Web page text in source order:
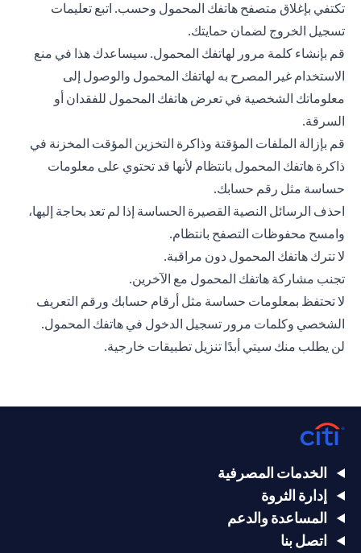
تكتفي بإغلاق متصفح هاتفك المحمول وحسب. اتبع تعليمات
تسجيل الخروج لضمان حمايتك.
قم بإنشاء كلمة مرور لهاتفك المحمول. سيساعدك هذا في منع
الاستخدام غير المصرح به لهاتفك المحمول والوصول إلى
معلوماتك الشخصية في تعرض هاتفك المحمول للفقدان أو
السرقة.
قم بإزالة الملفات المؤقتة وذاكرة التخزين المؤقت المخزنة في
ذاكرة هاتفك المحمول بانتظام لأنها قد تحتوي على معلومات
حساسة مثل رقم حسابك.
احذف الرسائل النصية القصيرة الحساسة إذا لم تعد بحاجة إليها،
وامسح محفوظات التصفح بانتظام.
لا تترك هاتفك المحمول دون مراقبة.
تجنب مشاركة هاتفك المحمول مع الآخرين.
لا تحتفظ بمعلومات حساسة مثل أرقام حسابك ورقم التعريف
الشخصي وكلمات مرور تسجيل الدخول في هاتفك المحمول.
لن يطلب منك سيتي أبدًا تنزيل تطبيقات خارجية.
الخدمات المصرفية
إدارة الثروة
المساعدة والدعم
اتصل بنا